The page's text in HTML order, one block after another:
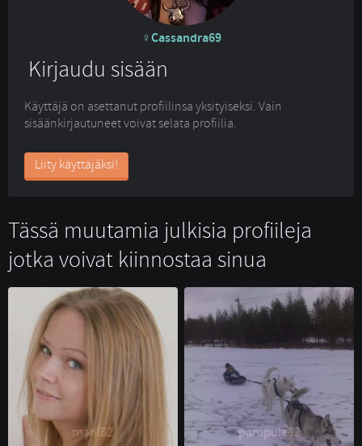
Cassandra69
Kirjaudu sisään
Käyttäjä on asettanut profiilinsa yksityiseksi. Vain
sisäänkirjautuneet voivat selata profiilia.
Liity käyttäjäksi!
Tässä muutamia julkisia profiileja
jotka voivat kiinnostaa sinua
maril82 pampula82